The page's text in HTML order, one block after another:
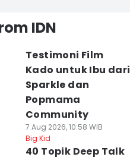
IDN
Testimoni Film
Kado untuk Ibu dari
Sparkle dan
Popmama
Community
7 Aug 2026, 10:58 WIB
Big Kid
40 Topik Deep Talk